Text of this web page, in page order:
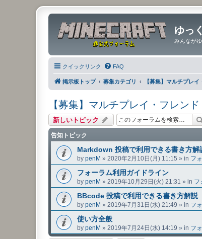
ゆっ
みんなが
クイックリンク FAQ
掲示板トップ 募集カテゴリ 【募集】マルチプレイ
【募集】マルチプレイ・フレンド
新しいトピック
告知トピック
Markdown 投稿で利用できる書き方解
by penM » 2020年2月10日(月) 11:15 » in フ
フォーラム利用ガイドライン
by penM » 2019年10月29日(火) 21:31 » in フ
BBcode 投稿で利用できる書き方解説
by penM » 2019年7月31日(水) 21:49 » in フ
使い方全般
by penM » 2019年7月24日(水) 14:19 » in フ